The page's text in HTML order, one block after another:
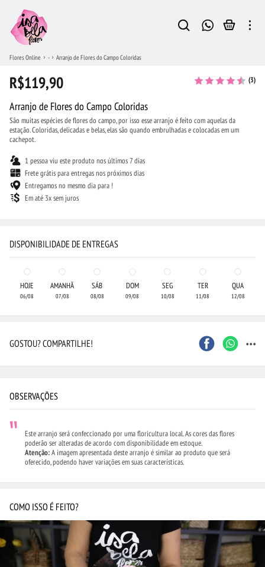
Flores Online - Arranjo de Flores do Campo Coloridas
R$119,90 (3)
Arranjo de Flores do Campo Coloridas
São muitas espécies de flores do campo, por isso esse arranjo é feito com aquelas da
estação. Coloridas, delicadas e belas, elas são quando embrulhadas e colocadas em um
cachepot.
1 pessoa viu este produto nos últimos 7 dias
Frete grátis para entregas nos próximos dias
Entregamos no mesmo dia para !
Em até 3x sem juros
DISPONIBILIDADE DE ENTREGAS
HOJE
06/08
AMANHÃ
07/08
SÁB
08/08
DOM
09/08
SEG
10/08
TER
11/08
QUA
12/08
GOSTOU? COMPARTILHE! ...
OBSERVAÇÕES
Este arranjo será confeccionado por uma floricultura local. As cores das flores
poderão ser alteradas de acordo com disponibilidade em estoque.
Atenção:A imagem apresentada deste arranjo é similar ao produto que será
oferecido, podendo haver variações em suas características.
COMO ISSO É FEITO?